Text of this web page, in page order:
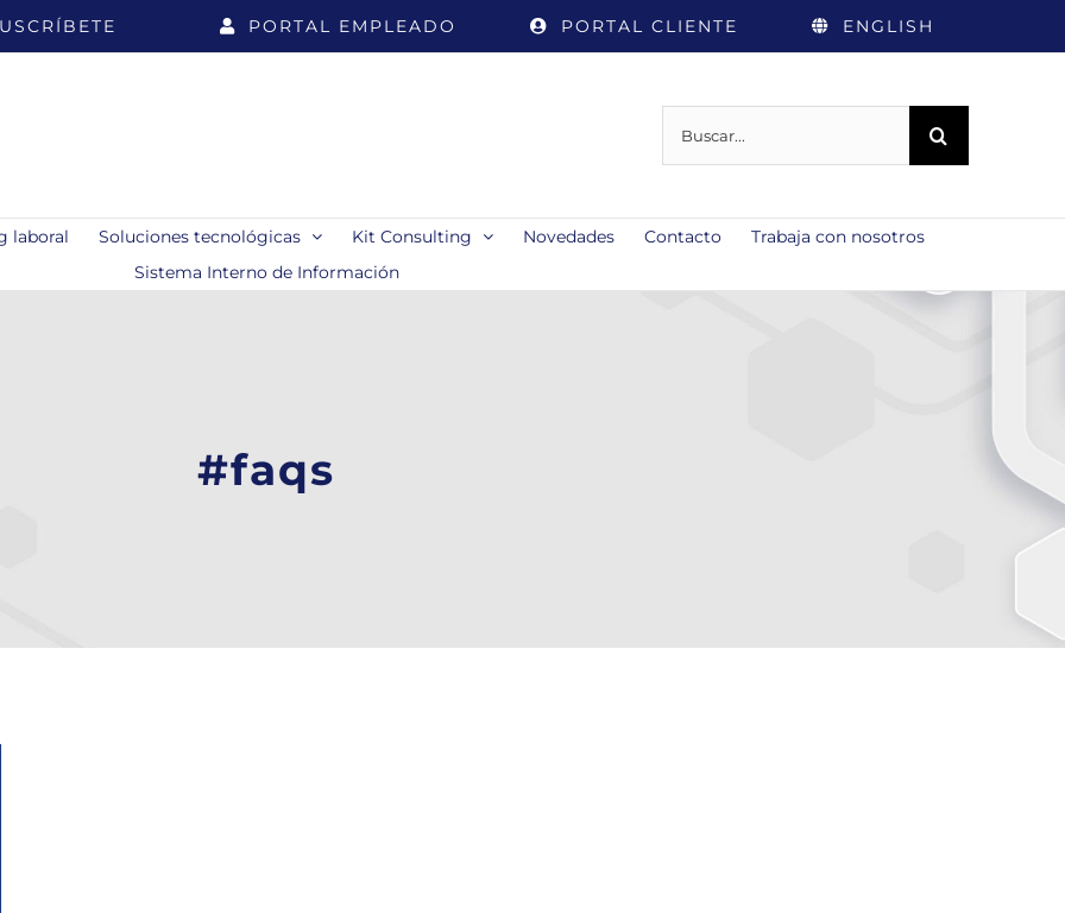
PORTAL EMPLEADO PORTAL CLIENTE ENGLISH
laboral Soluciones tecnológicas Kit Consulting Novedades Contacto
Trabaja con nosotros
Sistema Interno de Información
#faqs